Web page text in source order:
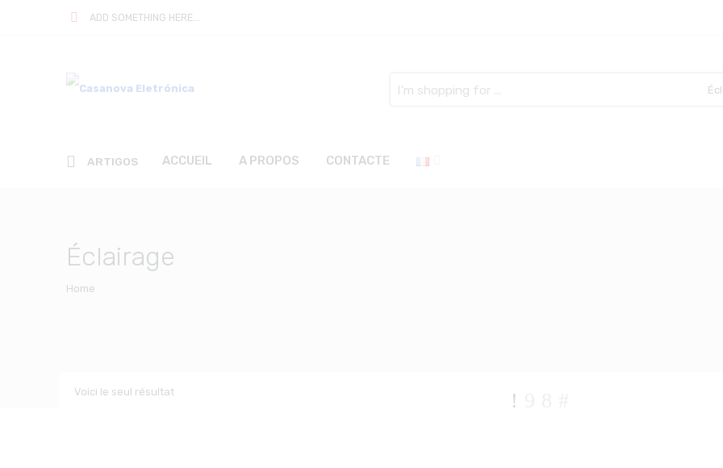
ADD SOMETHING HERE...
here
ARTIGOS ACCUEIL A PROPOS CONTACTE
Éclairage
Home
Voici le seul résultat